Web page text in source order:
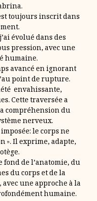
toujours inscrit dans
évolué dans des
pression, avec une
humaine.
avancé en ignorant
point de rupture.
envahissante,
Cette traversée a
compréhension du
nerveux.
le corps ne
». Il exprime, adapte,
de l’anatomie, du
du corps et de la
une approche à la
humaine.